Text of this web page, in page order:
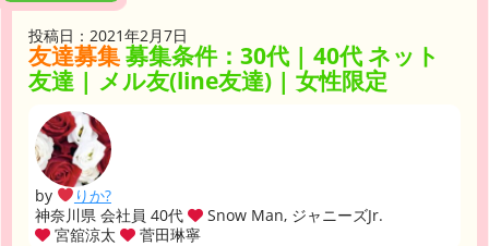
投稿日：2021年2月7日
友達募集募集条件：30代 | 40代 ネット
友達 | メル友(line友達) | 女性限定
by
りか?
神奈川県 会社員 40代
Snow Man, ジャニーズJr.
宮舘涼太
菅田琳寧